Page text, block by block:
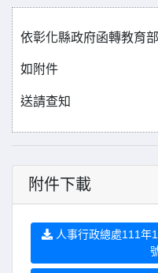
依彰化縣政府函轉教育
如附件
送請查知
附件下載
人事行政總處111年